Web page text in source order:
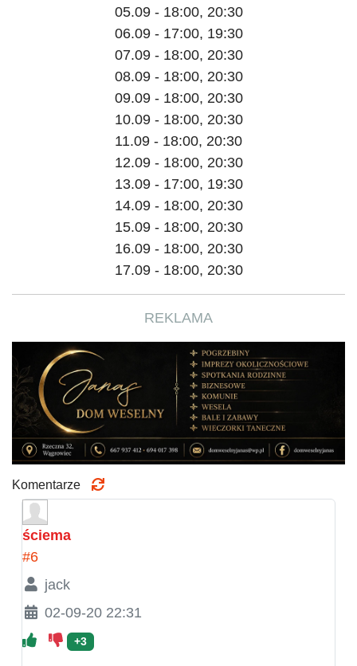
05.09 - 18:00, 20:30
06.09 - 17:00, 19:30
07.09 - 18:00, 20:30
08.09 - 18:00, 20:30
09.09 - 18:00, 20:30
10.09 - 18:00, 20:30
11.09 - 18:00, 20:30
12.09 - 18:00, 20:30
13.09 - 17:00, 19:30
14.09 - 18:00, 20:30
15.09 - 18:00, 20:30
16.09 - 18:00, 20:30
17.09 - 18:00, 20:30
REKLAMA
Komentarze
ściema
#6
jack
02-09-20 22:31
+3